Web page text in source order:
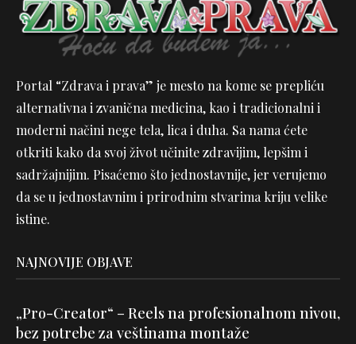
Portal “Zdrava i prava” je mesto na kome se prepliću
alternativna i zvanična medicina, kao i tradicionalni i
moderni načini nege tela, lica i duha. Sa nama ćete
otkriti kako da svoj život učinite zdravijim, lepšim i
sadržajnijim. Pisaćemo što jednostavnije, jer verujemo
da se u jednostavnim i prirodnim stvarima kriju velike
istine.
NAJNOVIJE OBJAVE
„Pro-Creator“ – Reels na profesionalnom nivou,
bez potrebe za veštinama montaže